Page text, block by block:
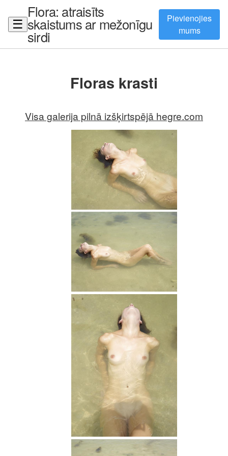
☰
Flora: atraisīts
skaistums ar mežonīgu
sirdi
Pievienojies
mums
Floras krasti
Visa galerija pilnā izšķirtspējā hegre.com